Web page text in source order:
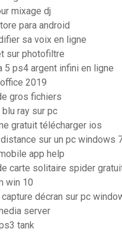
mixage dj
para android
sa voix en ligne
sur photofiltre
5 ps4 argent infini en ligne
2019
gros fichiers
ray sur pc
gratuit télécharger ios
sur un pc windows
app help
carte solitaire spider
win 10
décran sur pc
server
tank